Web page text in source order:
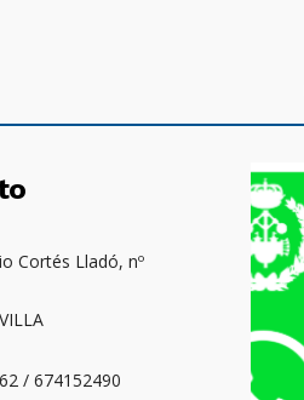
Cortés Lladó, nº
/ 674152490